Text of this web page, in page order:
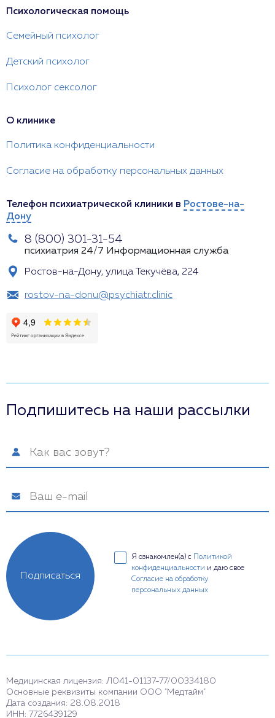
Психологическая помощь
Семейный психолог
Детский психолог
Психолог сексолог
О клинике
Политика конфиденциальности
Согласие на обработку персональных данных
Телефон психиатрической клиники в Ростове-на-
Дону
8 (800) 301-31-54
психиатрия 24/7 Информационная служба
Ростов-на-Дону, улица Текучёва, 224
rostov-na-donu@psychiatr.clinic
Подпишитесь на наши рассылки
Я ознакомлен(а) с
Политикой
конфиденциальности и даю свое
Согласие на обработку
персональных данных
Подписаться
Медицинская лицензия: Л041-01137-77/00334180
Основные реквизиты компании ООО "Медтайм"
Дата создания: 28.08.2018
ИНН: 7726439129